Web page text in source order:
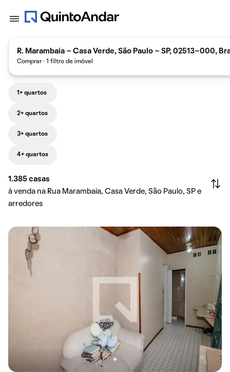
R. Marambaia - Casa Verde, São Paulo - SP, 02513-000,
Comprar · 1 filtro de imóvel
1+ quartos
2+ quartos
3+ quartos
4+ quartos
1.385 casas
à venda na Rua Marambaia, Casa Verde, São Paulo, SP e
arredores